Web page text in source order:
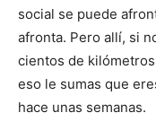
social se puede
afronta. Pero allí, si
cientos de
eso le sumas que
hace unas semanas.